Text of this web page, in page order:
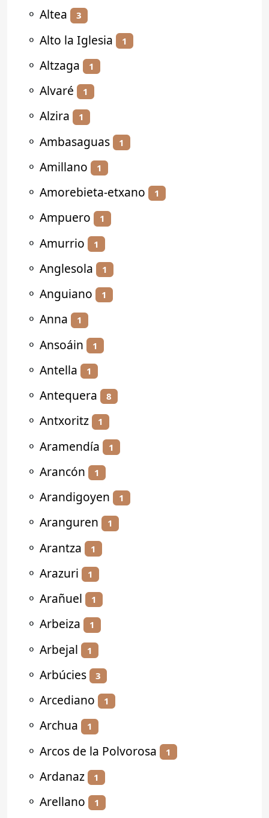
⚬ Altea 3
⚬ Alto la Iglesia 1
⚬ Altzaga 1
⚬ Alvaré 1
⚬ Alzira 1
⚬ Ambasaguas 1
⚬ Amillano 1
⚬ Amorebieta-etxano 1
⚬ Ampuero 1
⚬ Amurrio 1
⚬ Anglesola 1
⚬ Anguiano 1
⚬ Anna 1
⚬ Ansoáin 1
⚬ Antella 1
⚬ Antequera 8
⚬ Antxoritz 1
⚬ Aramendía 1
⚬ Arancón 1
⚬ Arandigoyen 1
⚬ Aranguren 1
⚬ Arantza 1
⚬ Arazuri 1
⚬ Arañuel 1
⚬ Arbeiza 1
⚬ Arbejal 1
⚬ Arbúcies 3
⚬ Arcediano 1
⚬ Archua 1
⚬ Arcos de la Polvorosa 1
⚬ Ardanaz 1
⚬ Arellano 1